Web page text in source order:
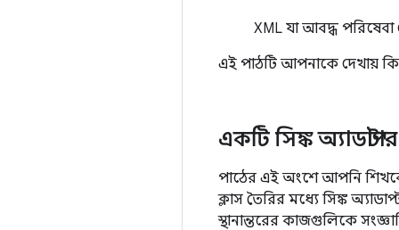
XML যা আবদ্ধ পরিষেবা
এই পাঠটি আপনাকে দেখায়
একটি সিঙ্ক
পাঠের এই অংশে আপনি
ক্লাস তৈরির মধ্যে সিঙ্ক
স্থানান্তরের কাজগুলিকে